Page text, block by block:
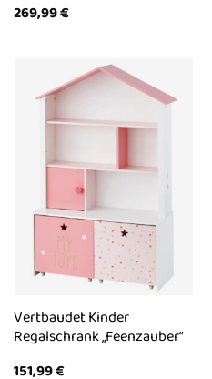
269,99€
Vertbaudet Kinder
Regalschrank „Feenzauber“
151,99€